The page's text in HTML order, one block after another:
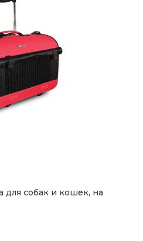
для собак и кошек, на